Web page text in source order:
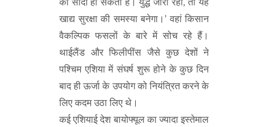
का सौदा हो सकती है। युद्ध जारी रहा, तो यह
खाद्य सुरक्षा की समस्या बनेगा।’ वहां किसान
वैकल्पिक फसलों के बारे में सोच रहे हैं।
थाईलैंड और फिलीपींस जैसे कुछ देशों ने
पश्चिम एशिया में संघर्ष शुरू होने के कुछ दिन
बाद ही ऊर्जा के उपयोग को नियंत्रित करने के
लिए कदम उठा लिए थे।
कई एशियाई देश बायोफ्यूल का ज्यादा इस्तेमाल